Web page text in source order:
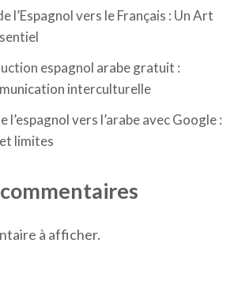
l’Espagnol vers le Français : Un Art
espagnol arabe gratuit :
interculturelle
l’espagnol vers l’arabe avec Google :
limites
à afficher.